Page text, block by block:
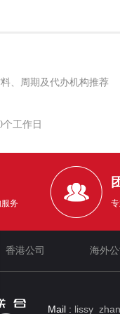
、周期及代办机构推荐
工作日
务
香港公司 海外公
Mail :